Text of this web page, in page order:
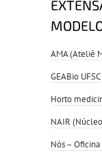
AMA (Ateliê
GEABio UFSC
Horto
NAIR
Nós –